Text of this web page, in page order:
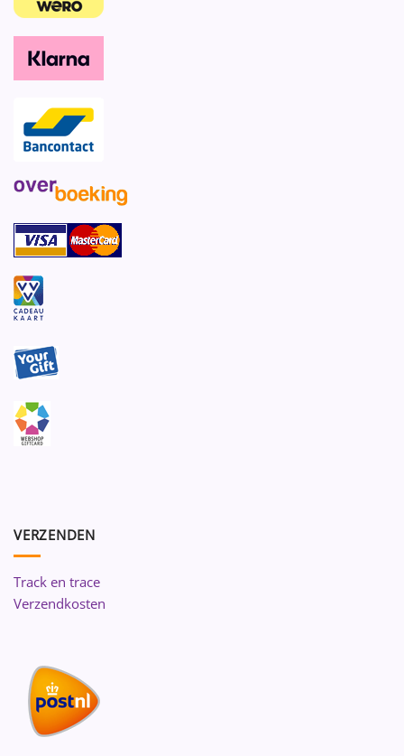
VERZENDEN
Track en trace
Verzendkosten